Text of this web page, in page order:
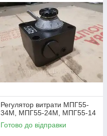
Регулятор витрати МПГ55-
34М, МПГ55-24М, МПГ55-14
Готово до відправки